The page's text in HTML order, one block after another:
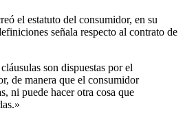
el estatuto del consumidor, en su
señala respecto al contrato de
son dispuestas por el
de manera que el consumidor
ni puede hacer otra cosa que